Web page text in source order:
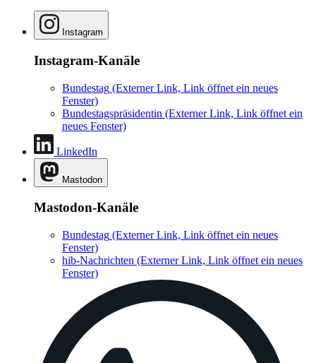
Instagram
Instagram-Kanäle
Bundestag (Externer Link, Link öffnet ein neues
Fenster)
Bundestagspräsidentin (Externer Link, Link öffnet ein
neues Fenster)
LinkedIn
Mastodon
Mastodon-Kanäle
Bundestag (Externer Link, Link öffnet ein neues
Fenster)
hib-Nachrichten (Externer Link, Link öffnet ein neues
Fenster)